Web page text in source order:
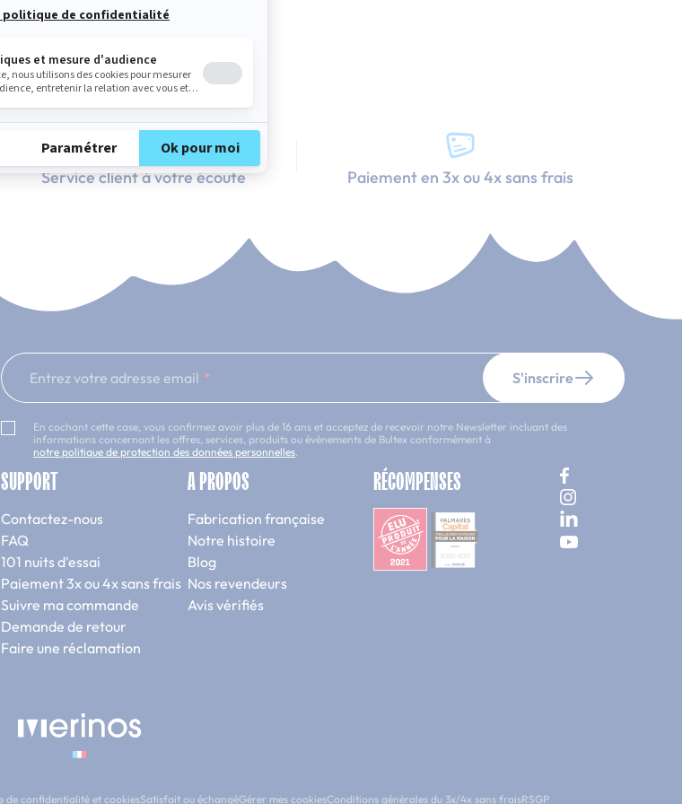
Service client à votre écoute Paiement en 3x ou 4x sans frais
Entrez votre adresse email S'inscrire
En cochant cette case, vous confirmez avoir plus de 16 ans et acceptez de recevoir notre Newsletter incluant des
informations concernant les offres, services, produits ou évènements de Bultex conformément à
notre politique de protection des données personnelles
SUPPORT
Contactez-nous
FAQ
101 nuits d'essai
Paiement 3x ou 4x sans frais
Suivre ma commande
Demande de retour
Faire une réclamation
A PROPOS
Fabrication française
Notre histoire
Blog
Nos revendeurs
Avis vérifiés
RÉCOMPENSES
de confidentialité et cookiesSatisfait ou échangéGérer mes cookiesConditions générales du 3x/4x sans fraisRSGP